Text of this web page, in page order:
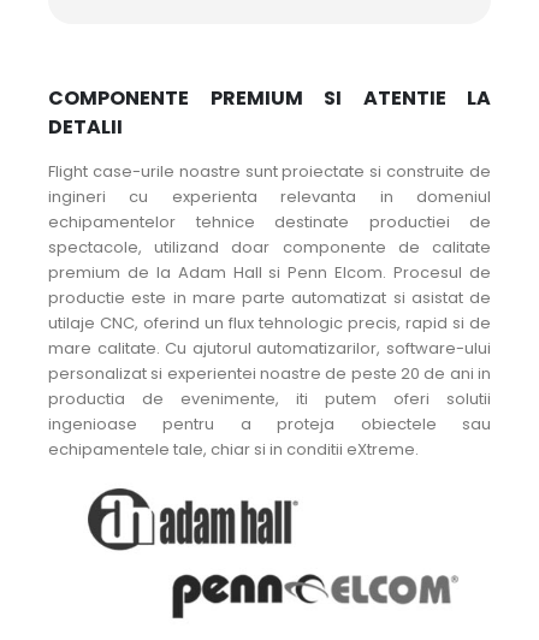
COMPONENTE PREMIUM SI ATENTIE LA
DETALII
Flight case-urile noastre sunt proiectate si construite de
ingineri cu experienta relevanta in domeniul
echipamentelor tehnice destinate productiei de
spectacole, utilizand doar componente de calitate
premium de la Adam Hall si Penn Elcom. Procesul de
productie este in mare parte automatizat si asistat de
utilaje CNC, oferind un flux tehnologic precis, rapid si de
mare calitate. Cu ajutorul automatizarilor, software-ului
personalizat si experientei noastre de peste 20 de ani in
productia de evenimente, iti putem oferi solutii
ingenioase pentru a proteja obiectele sau
echipamentele tale, chiar si in conditii eXtreme.